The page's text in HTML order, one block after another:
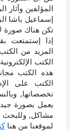
المؤلفين
إسماعيل باشا
تكن هناك صورة
إذا إستمتعت
المزيد من
الكتب
الكتب على
يعمل بصورة
مشاكل, وللبحث
لموقعنا من هنا